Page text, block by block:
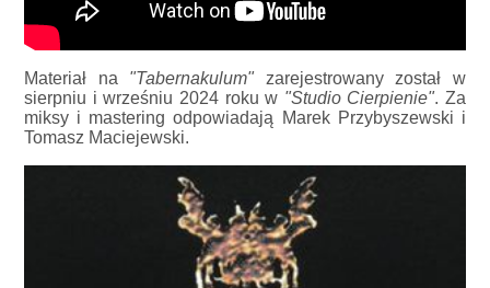
Materiał na "Tabernakulum"zarejestrowany został w
sierpniu i wrześniu 2024 roku w "Studio Cierpienie". Za
miksy i mastering odpowiadają Marek Przybyszewski i
Tomasz Maciejewski.